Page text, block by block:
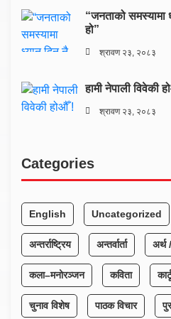
“जनताको समस्यामा
हो”
श्रावण २३, २०८३
हामी नेपाली विवेकी
श्रावण २३, २०८३
Categories
English Uncategorized
अन्तर्राष्ट्रिय अन्तर्वार्ता अर्थ
कला–मनोरञ्जन कविता
चुनाव विशेष पाठक विचार